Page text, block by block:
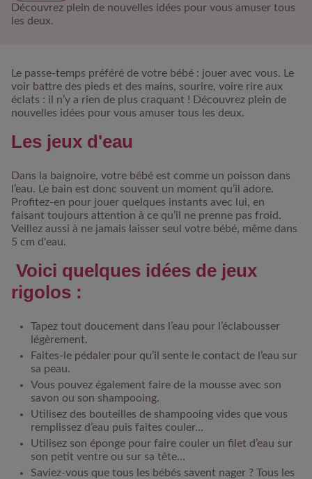
Découvrez plein de nouvelles idées pour vous amuser tous
les deux.
Le passe-temps préféré de votre bébé : jouer avec vous. Le
voir battre des pieds et des mains, sourire, voire rire aux
éclats : il n’y a rien de plus craquant ! Découvrez plein de
nouvelles idées pour vous amuser tous les deux.
Les jeux d'eau
Dans la baignoire, votre bébé est comme un poisson dans
l’eau. Le bain est donc souvent un moment qu’il adore.
Profitez-en pour jouer quelques instants avec lui, en
faisant toujours attention à ce qu’il ne prenne pas froid.
Veillez aussi à ne jamais laisser seul votre bébé, même dans
5 cm d'eau.
Voici quelques idées de jeux
rigolos :
Tapez tout doucement dans l’eau pour l’éclabousser
légèrement.
Faites-le pédaler pour qu’il sente le contact de l’eau sur
sa peau.
Vous pouvez également faire de la mousse avec son
savon ou son shampooing.
Utilisez des bouteilles de shampooing vides que vous
remplissez d’eau puis faites couler…
Utilisez son éponge pour faire couler un filet d’eau sur
son petit ventre ou sur sa tête…
Saviez-vous que tous les bébés savent nager ? Tous les